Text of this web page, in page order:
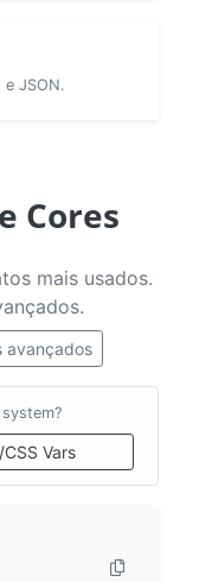
e JSON.
Cores
mais usados.
avançados
Vars